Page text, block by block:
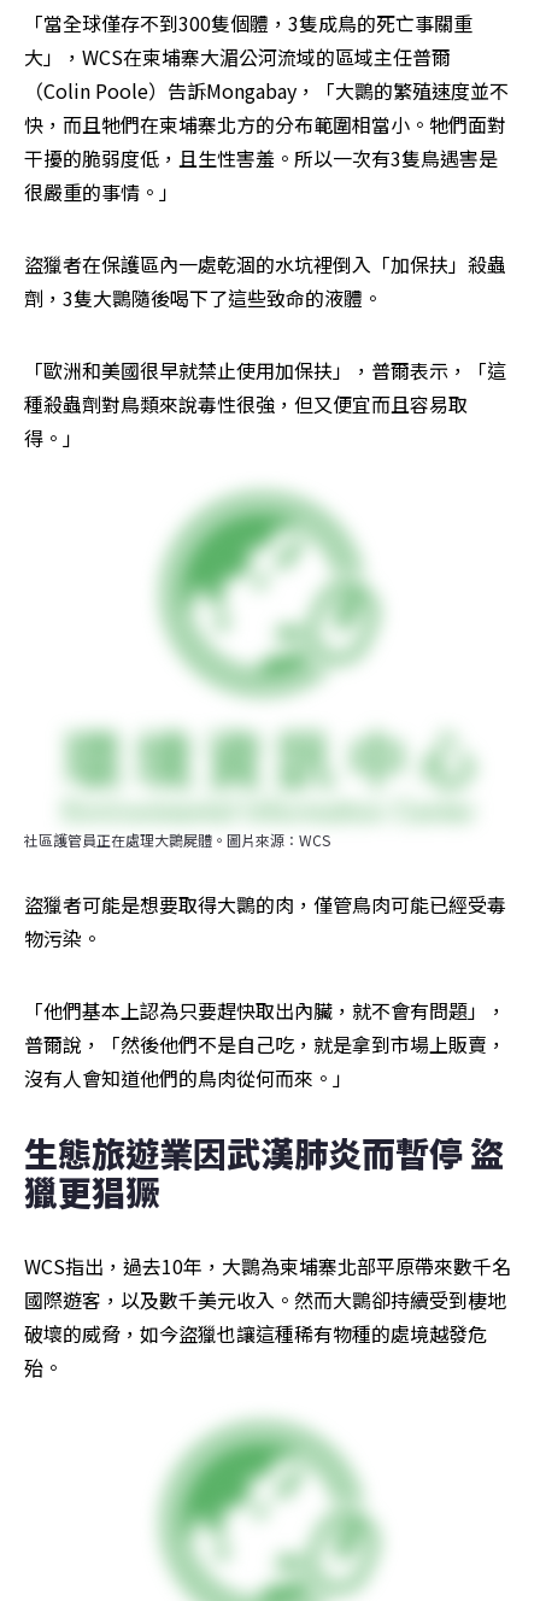
「當全球僅存不到300隻個體，3隻成鳥的死亡事關重
大」，WCS在柬埔寨大湄公河流域的區域主任普爾
（Colin Poole）告訴Mongabay，「大䴉的繁殖速度並不
快，而且牠們在柬埔寨北方的分布範圍相當小。牠們面對
干擾的脆弱度低，且生性害羞。所以一次有3隻鳥遇害是
很嚴重的事情。」
盜獵者在保護區內一處乾涸的水坑裡倒入「加保扶」殺蟲
劑，3隻大䴉隨後喝下了這些致命的液體。
「歐洲和美國很早就禁止使用加保扶」，普爾表示，「這
種殺蟲劑對鳥類來說毒性很強，但又便宜而且容易取
得。」
社區護管員正在處理大䴉屍體。圖片來源：WCS
盜獵者可能是想要取得大䴉的肉，僅管鳥肉可能已經受毒
物污染。
「他們基本上認為只要趕快取出內臟，就不會有問題」，
普爾說，「然後他們不是自己吃，就是拿到市場上販賣，
沒有人會知道他們的鳥肉從何而來。」
生態旅遊業因武漢肺炎而暫停 盜
獵更猖獗
WCS指出，過去10年，大䴉為柬埔寨北部平原帶來數千名
國際遊客，以及數千美元收入。然而大䴉卻持續受到棲地
破壞的威脅，如今盜獵也讓這種稀有物種的處境越發危
殆。